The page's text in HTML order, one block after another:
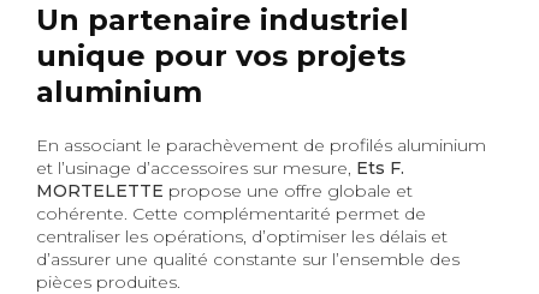
Un partenaire industriel
unique pour vos projets
aluminium
En associant le parachèvement de profilés aluminium
et l’usinage d’accessoires sur mesure, Ets F.
MORTELETTE propose une offre globale et
cohérente. Cette complémentarité permet de
centraliser les opérations, d’optimiser les délais et
d’assurer une qualité constante sur l’ensemble des
pièces produites.